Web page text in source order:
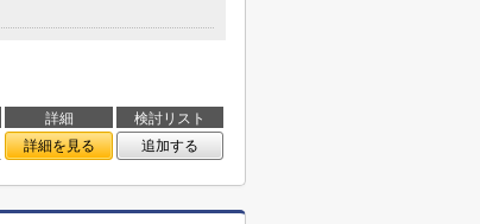
詳細
検討リスト
詳細を見る 追加する